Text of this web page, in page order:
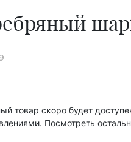
товар скоро будет
Посмотреть